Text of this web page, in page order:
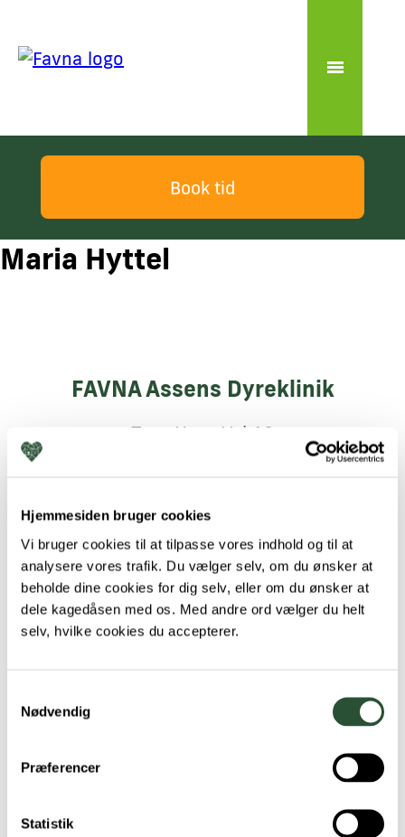
Hjemmesiden bruger cookies
Vi bruger cookies til at tilpasse vores indhold og til at
analysere vores trafik. Du vælger selv, om du ønsker at
beholde dine cookies for dig selv, eller om du ønsker at
dele kagedåsen med os. Med andre ord vælger du helt
selv, hvilke cookies du accepterer.
Nødvendig
Præferencer
Statistik
Book tid
Maria Hyttel
FAVNA Assens Dyreklinik
Torø Huse Vej 10
+45 64 71 33 33
assens@favna.dk